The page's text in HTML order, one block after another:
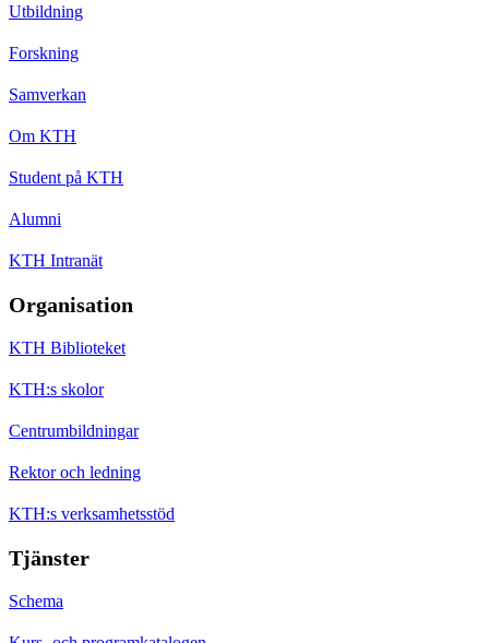
Utbildning
Forskning
Samverkan
Om KTH
Student på KTH
Alumni
KTH Intranät
Organisation
KTH Biblioteket
KTH:s skolor
Centrumbildningar
Rektor och ledning
KTH:s verksamhetsstöd
Tjänster
Schema